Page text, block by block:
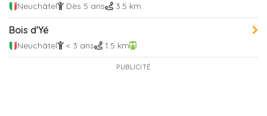
Neuchâtel Dès 5 ans 3.5 km
Bois d'Yé
Neuchâtel < 3 ans 1.5 km
PUBLICITÉ